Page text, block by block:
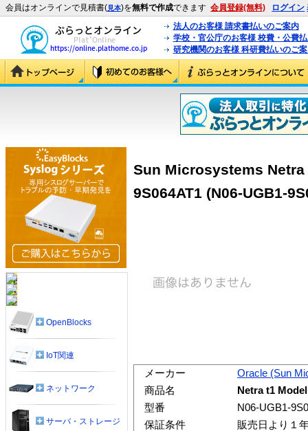
会員はオンラインで見積書(見本)を無料で作成できます 会員登録(無料) ログイン
法人のお客様 請求書払いのご案内
学校・官公庁のお客様 校費・公費
研究機関のお客様 科研費払いのご
Sun Microsystems Netra
9S064AT1 (N06-UGB1-
メーカー
Oracle (Sun
商品名
Netra t1
型番
N06-UGB1-
保証条件
販売日より１
OpenBlocks
IoT関連
ネットワーク
サーバ・ストレージ